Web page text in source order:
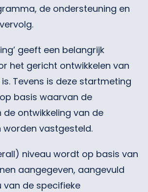
de ondersteuning en
geeft een belangrijk
het gericht ontwikkelen van
Tevens is deze startmeting
basis waarvan de
de ontwikkeling van de
worden vastgesteld.
niveau wordt op basis van
aangegeven, aangevuld
van de specifieke